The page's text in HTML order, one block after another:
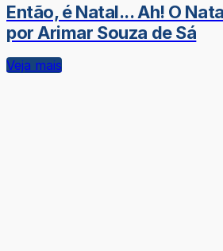
Então, é Natal... Ah! O
por Arimar Souza de Sá
Veja mais